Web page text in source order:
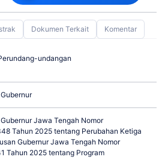
Dokumen Terkait Komentar
undangan
Jawa Tengah Nomor
Tahun 2025 tentang Perubahan Ketiga
Gubernur Jawa Tengah Nomor
Tahun 2025 tentang Program